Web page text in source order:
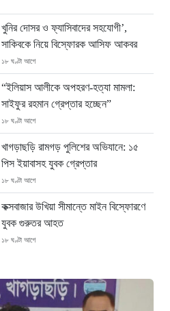
খুনির দোসর ও ফ্যাসিবাদের সহযোগী’,
সাকিবকে নিয়ে বিস্ফোরক আসিফ আকবর
১৮ ঘণ্টা আগে
“ইলিয়াস আলীকে অপহরণ-হত্যা মামলা:
সাইফুর রহমান গ্রেপ্তার হচ্ছেন”
১৮ ঘণ্টা আগে
খাগড়াছড়ি রামগড় পুলিশের অভিযানে: ১৫
পিস ইয়াবাসহ যুবক গ্রেপ্তার
১৮ ঘণ্টা আগে
কক্সবাজার উখিয়া সীমান্তে মাইন বিস্ফোরণে
যুবক গুরুতর আহত
১৮ ঘণ্টা আগে
কক্সবাজারের পুরনো মাদক কারবারি গ্রেফতার
১৮ ঘণ্টা আগে